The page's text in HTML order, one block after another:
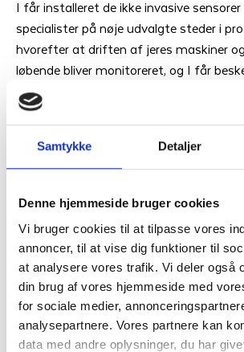
Samtykke Detaljer
Denne hjemmeside bruger cookies
Vi bruger cookies til at tilpasse vores
annoncer, til at vise dig funktioner til
at analysere vores trafik. Vi deler også
din brug af vores hjemmeside med
for sociale medier,
analysepartnere. Vores partnere kan
data med andre oplysninger, du har
I får installeret de ikke invasive
specialister på nøje udvalgte steder i
hvorefter at driften af jeres maskiner
løbende bliver monitoreret, og I får
at der er udfordringer eller
Data giver overblik, overblik giver
beslutninger baseret på fakta. Rigtige
bedre bundlinje til glæde for din
Reducer CO2
ReSave
Navn